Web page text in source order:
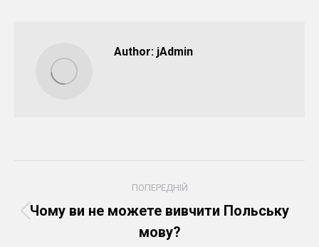
Author: jAdmin
navigation
ПОПЕРЕДНІЙ
Попередній
пост:
Чому ви не можете вивчити Польську
мову?